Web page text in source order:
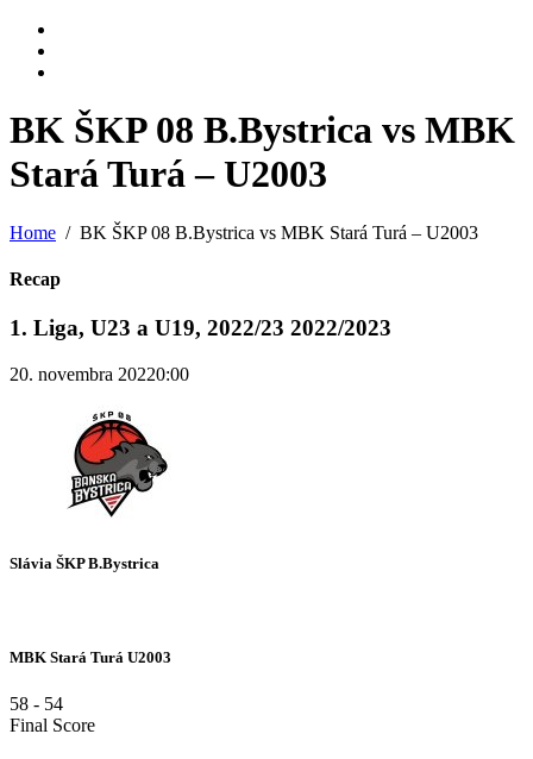
BK ŠKP 08 B.Bystrica vs MBK
Stará Turá – U2003
Home BK ŠKP 08 B.Bystrica vs MBK Stará Turá – U2003
Recap
1. Liga, U23 a U19, 2022/23 2022/2023
20. novembra 20220:00
Slávia ŠKP B.Bystrica
MBK Stará Turá U2003
58 - 54
Final Score